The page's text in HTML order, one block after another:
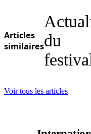
Articles
similairesdu
Voir tous les articles